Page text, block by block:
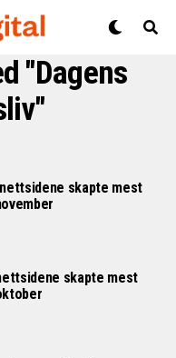
"Dagens
nettsidene skapte mest
skapte mest